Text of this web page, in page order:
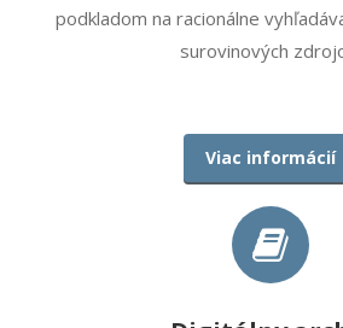
podkladom na racionálne
surovinových
Viac informácií